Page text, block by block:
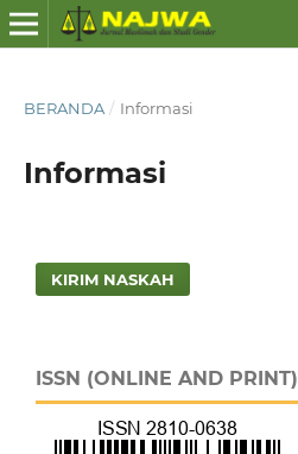
BERANDA / Informasi
Informasi
KIRIM NASKAH
ISSN (ONLINE AND PRINT)